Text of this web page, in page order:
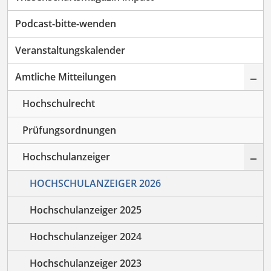
Podcast-bitte-wenden
Veranstaltungskalender
Amtliche Mitteilungen
Hochschulrecht
Prüfungsordnungen
Hochschulanzeiger
HOCHSCHULANZEIGER 2026
Hochschulanzeiger 2025
Hochschulanzeiger 2024
Hochschulanzeiger 2023
–
–